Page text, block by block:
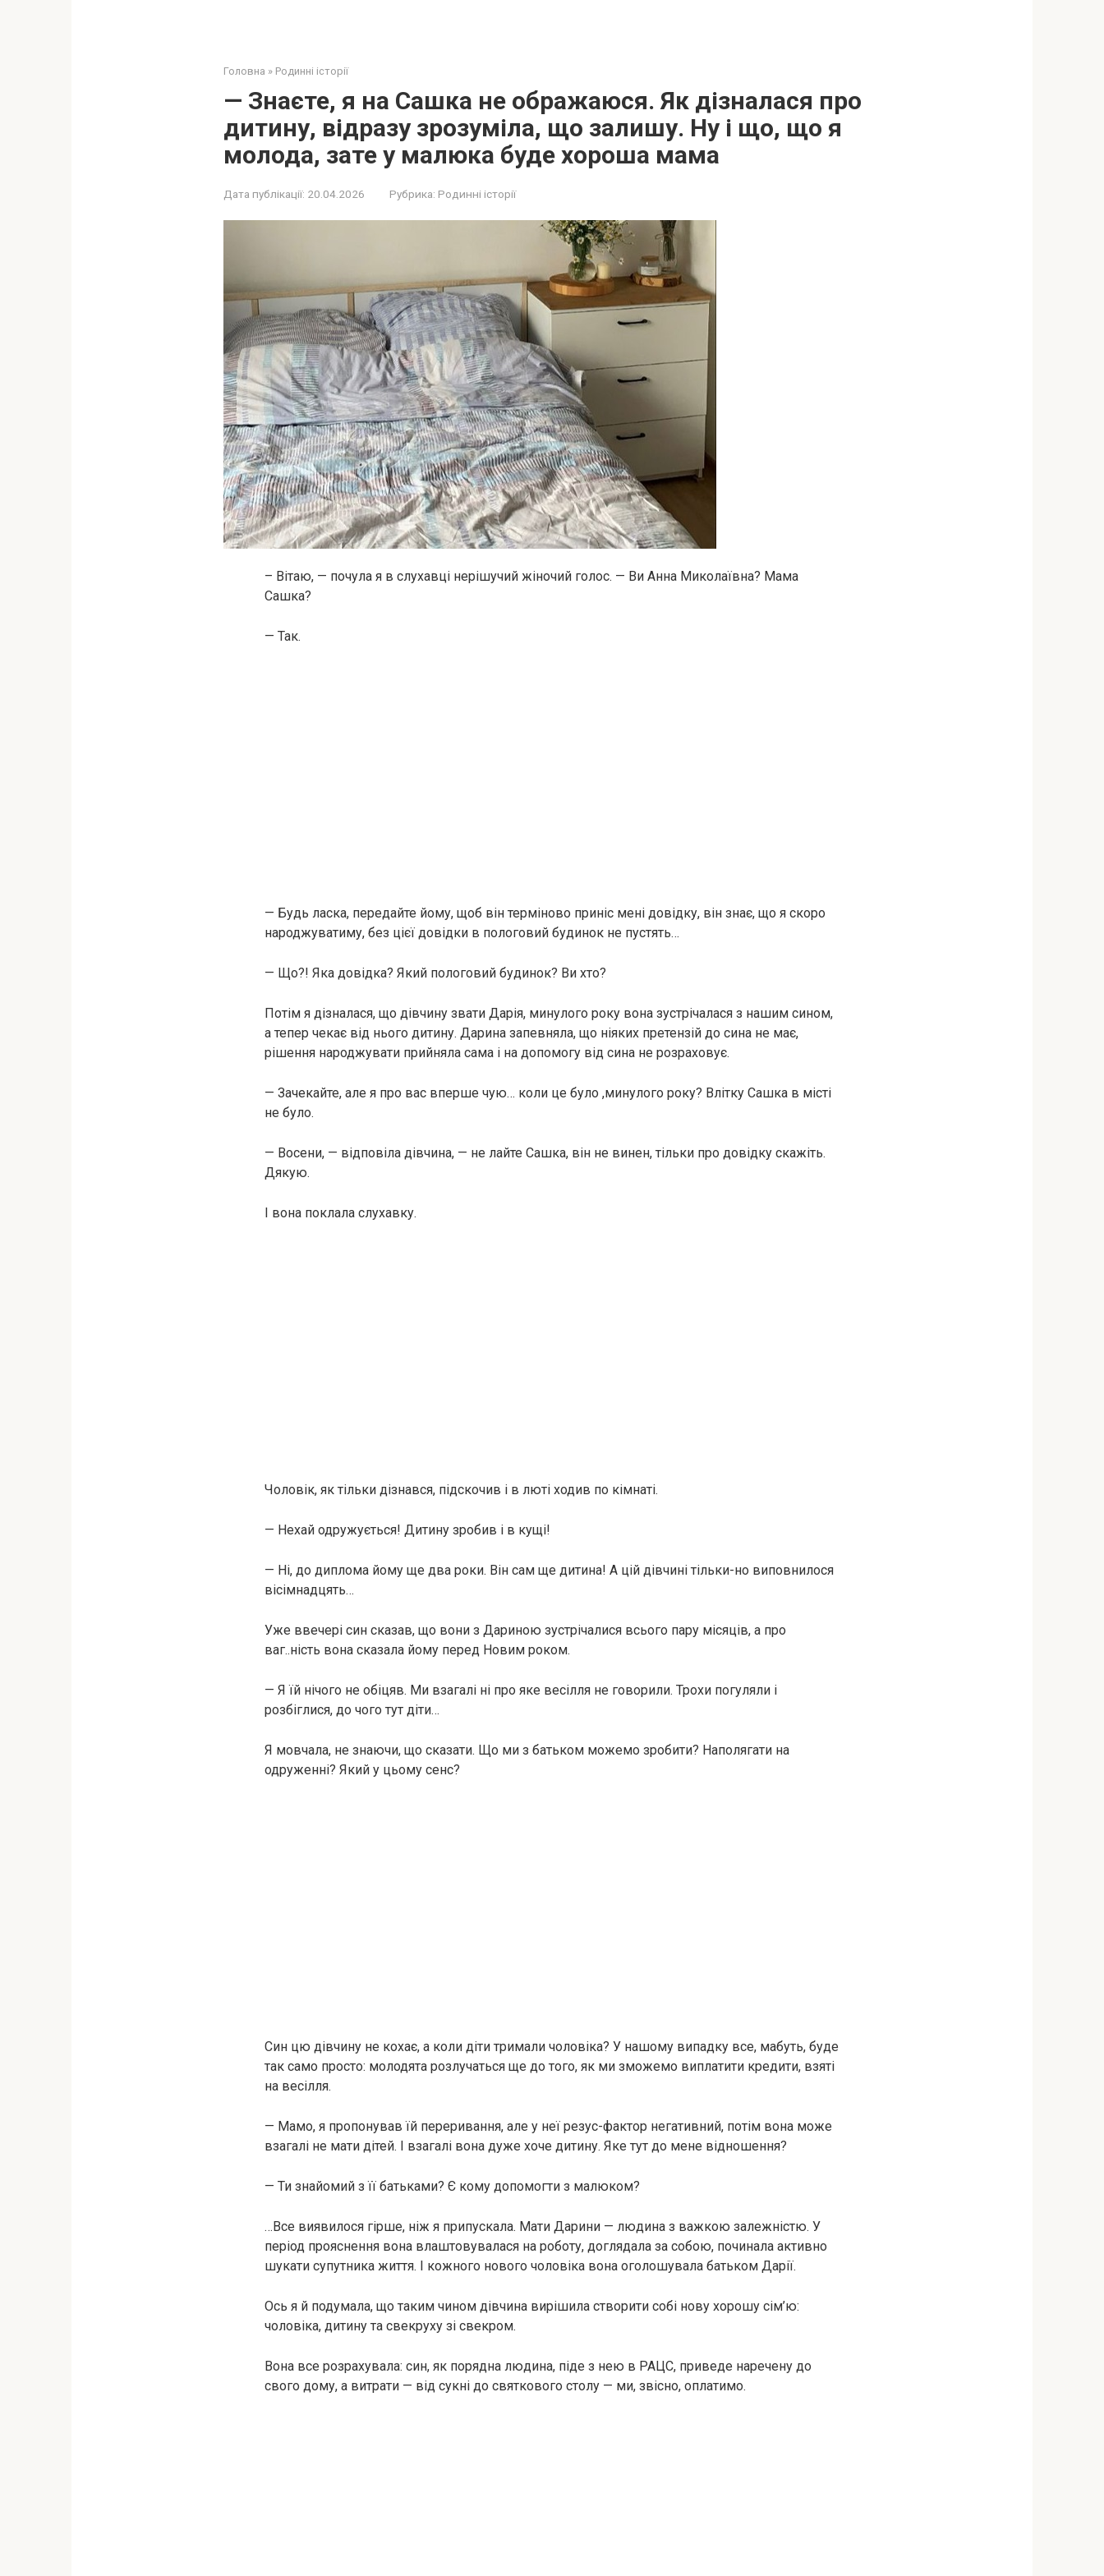
Головна » Родинні історії
— Знаєте, я на Сашка не ображаюся. Як дізналася про
дитину, відразу зрозуміла, що залишу. Ну і що, що я
молода, зате у малюка буде хороша мама
Дата публікації: 20.04.2026 Рубрика: Родинні історії
– Вітаю, — почула я в слухавці нерішучий жіночий голос. — Ви Анна Миколаївна? Мама
Сашка?
— Так.
— Будь ласка, передайте йому, щоб він терміново приніс мені довідку, він знає, що я скоро
народжуватиму, без цієї довідки в пологовий будинок не пустять…
— Що?! Яка довідка? Який пологовий будинок? Ви хто?
Потім я дізналася, що дівчину звати Дарія, минулого року вона зустрічалася з нашим сином,
а тепер чекає від нього дитину. Дарина запевняла, що ніяких претензій до сина не має,
рішення народжувати прийняла сама і на допомогу від сина не розраховує.
— Зачекайте, але я про вас вперше чую… коли це було ,минулого року? Влітку Сашка в місті
не було.
— Восени, — відповіла дівчина, — не лайте Сашка, він не винен, тільки про довідку скажіть.
Дякую.
І вона поклала слухавку.
Чоловік, як тільки дізнався, підскочив і в люті ходив по кімнаті.
— Нехай одружується! Дитину зробив і в кущі!
— Ні, до диплома йому ще два роки. Він сам ще дитина! А цій дівчині тільки-но виповнилося
вісімнадцять…
Уже ввечері син сказав, що вони з Дариною зустрічалися всього пару місяців, а про
ваг..ність вона сказала йому перед Новим роком.
— Я їй нічого не обіцяв. Ми взагалі ні про яке весілля не говорили. Трохи погуляли і
розбіглися, до чого тут діти…
Я мовчала, не знаючи, що сказати. Що ми з батьком можемо зробити? Наполягати на
одруженні? Який у цьому сенс?
Син цю дівчину не кохає, а коли діти тримали чоловіка? У нашому випадку все, мабуть, буде
так само просто: молодята розлучаться ще до того, як ми зможемо виплатити кредити, взяті
на весілля.
— Мамо, я пропонував їй переривання, але у неї резус-фактор негативний, потім вона може
взагалі не мати дітей. І взагалі вона дуже хоче дитину. Яке тут до мене відношення?
— Ти знайомий з її батьками? Є кому допомогти з малюком?
…Все виявилося гірше, ніж я припускала. Мати Дарини — людина з важкою залежністю. У
період прояснення вона влаштовувалася на роботу, доглядала за собою, починала активно
шукати супутника життя. І кожного нового чоловіка вона оголошувала батьком Дарії.
Ось я й подумала, що таким чином дівчина вирішила створити собі нову хорошу сім’ю:
чоловіка, дитину та свекруху зі свекром.
Вона все розрахувала: син, як порядна людина, піде з нею в РАЦС, приведе наречену до
свого дому, а витрати — від сукні до святкового столу — ми, звісно, оплатимо.